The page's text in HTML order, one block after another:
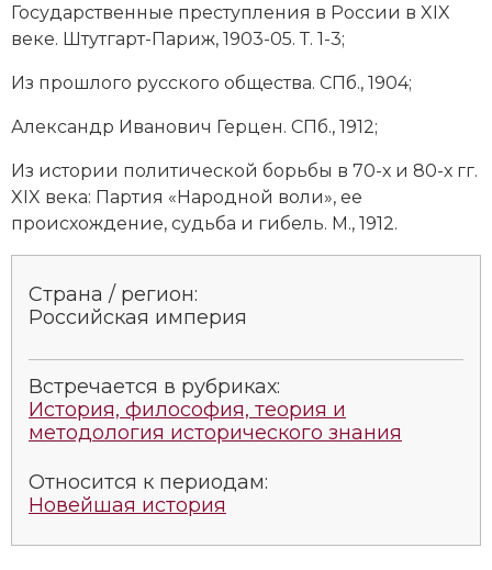
Социально-экономическая история
Специальные исторические дисциплины
Южная Америка
Государственные преступления в России в XIX
веке. Штутгарт-Париж, 1903-05. Т. 1-3;
Из прошлого русского общества. СПб., 1904;
Александр Иванович Герцен. СПб., 1912;
Из истории политической борьбы в 70-х и 80-х гг.
XIX века: Партия «Народной воли», ее
происхождение, судьба и гибель. М., 1912.
Страна / регион:
Российская империя
Встречается в рубриках:
История, философия, теория и
методология исторического знания
Относится к периодам:
Новейшая история